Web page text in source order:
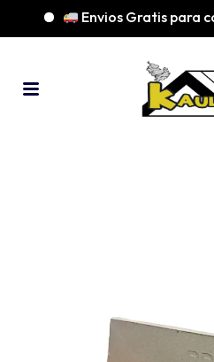
Envios Gratis para